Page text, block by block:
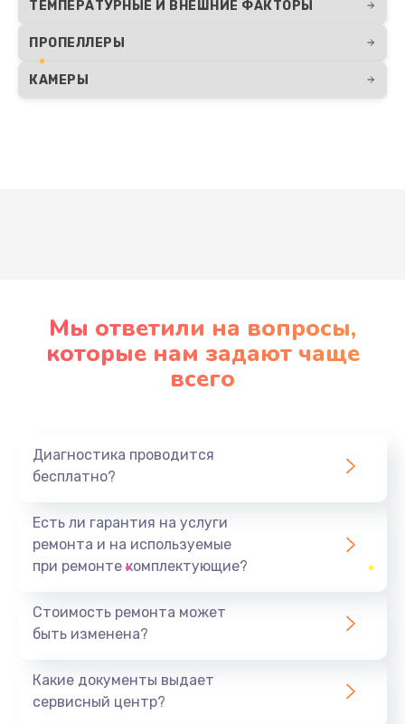
ТЕМПЕРАТУРНЫЕ И ВНЕШНИЕ ФАКТОРЫ
ПРОПЕЛЛЕРЫ
КАМЕРЫ
Мы ответили на вопросы,
которые нам задают чаще
всего
Диагностика проводится
бесплатно?
Есть ли гарантия на услуги
ремонта и на используемые
при ремонте комплектующие?
Стоимость ремонта может
быть изменена?
Какие документы выдает
сервисный центр?